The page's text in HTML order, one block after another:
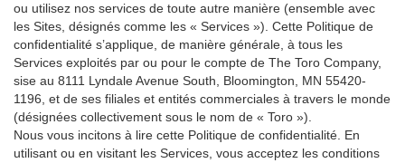
ou utilisez nos services de toute autre manière (ensemble avec
les Sites, désignés comme les « Services »). Cette Politique de
confidentialité s’applique, de manière générale, à tous les
Services exploités par ou pour le compte de The Toro Company,
sise au 8111 Lyndale Avenue South, Bloomington, MN 55420-
1196, et de ses filiales et entités commerciales à travers le monde
(désignées collectivement sous le nom de « Toro »).
Nous vous incitons à lire cette Politique de confidentialité. En
utilisant ou en visitant les Services, vous acceptez les conditions